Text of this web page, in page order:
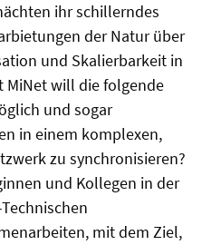
ihr schillerndes
der Natur über
und Skalierbarkeit in
MiNet will die folgende
und sogar
in einem komplexen,
zu synchronisieren?
und Kollegen in der
mit dem Ziel,